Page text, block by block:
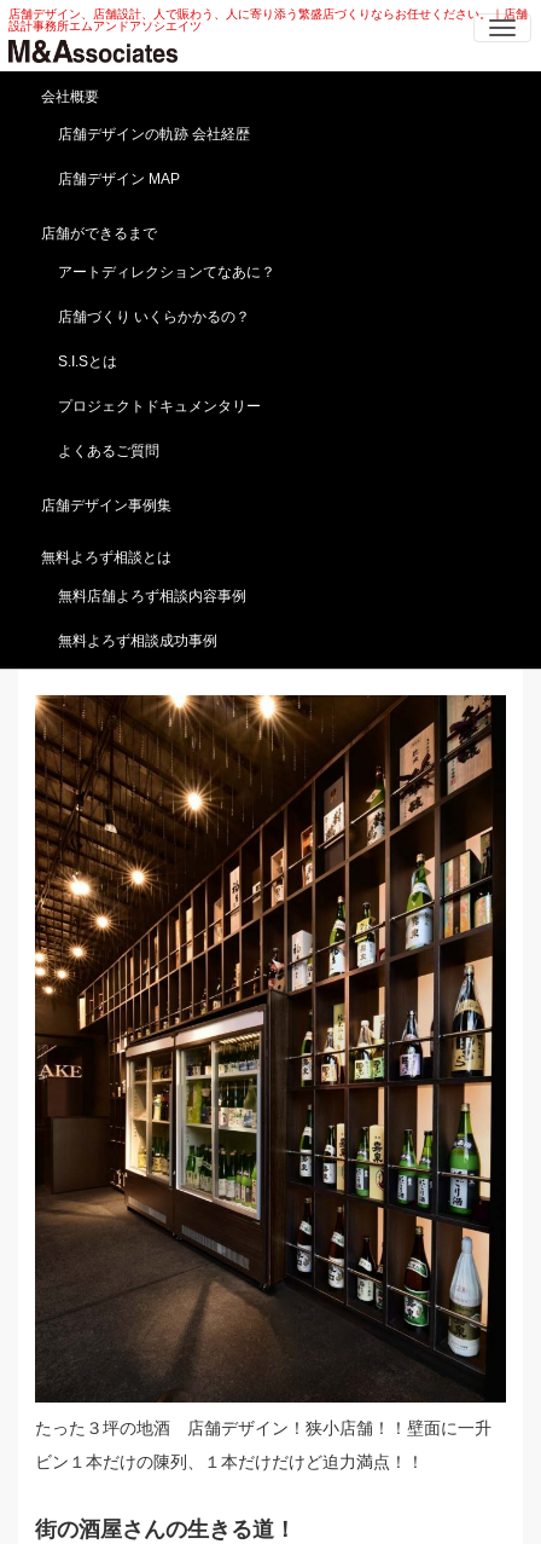
店舗デザイン、店舗設計、人で賑わう、人に寄り添う繁盛店づくりならお任せください。｜店舗
設計事務所エムアンドアソシエイツ
会社概要
店舗デザインの軌跡 会社経歴
店舗デザイン MAP
店舗ができるまで
アートディレクションてなあに？
店舗づくり いくらかかるの？
S.I.Sとは
プロジェクトドキュメンタリー
よくあるご質問
店舗デザイン事例集
無料よろず相談とは
無料店舗よろず相談内容事例
無料よろず相談成功事例
街の酒屋さん、蔵元銘柄か
らの脱皮！
HOME ブログ news
2019年5月9日 news
たった３坪の地酒 店舗デザイン！狭小店舗！！壁面に一升
ビン１本だけの陳列、１本だけだけど迫力満点！！
街の酒屋さんの生きる道！